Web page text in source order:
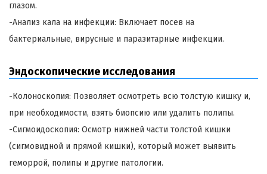
глазом.
-Анализ кала на инфекции: Включает посев на
бактериальные, вирусные и паразитарные инфекции.
Эндоскопические исследования
-Колоноскопия: Позволяет осмотреть всю толстую кишку и,
при необходимости, взять биопсию или удалить полипы.
-Сигмоидоскопия: Осмотр нижней части толстой кишки
(сигмовидной и прямой кишки), который может выявить
геморрой, полипы и другие патологии.